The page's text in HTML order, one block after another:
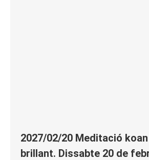
2027/02/20 Meditació
brillant. Dissabte 20 de